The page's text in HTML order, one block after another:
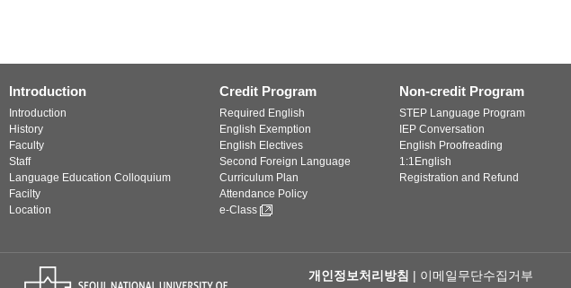
Introduction
Introduction
History
Faculty
Staff
Language Education Colloquium
Facilty
Location
Credit Program
Required English
English Exemption
English Electives
Second Foreign Language
Curriculum Plan
Attendance Policy
e-Class
Non-credit Program
STEP Language Program
IEP Conversation
English Proofreading
1:1English
Registration and Refund
개인정보처리방침 | 이메일무단수집거부